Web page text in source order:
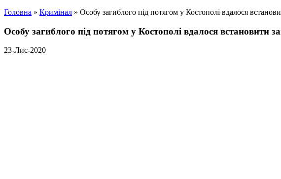
Головна » Кримінал » Особу загиблого під потягом у Костополі вдалося
Особу загиблого під потягом у Костополі вдалося встановити
23-Лис-2020